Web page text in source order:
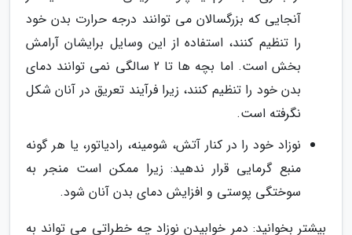
آنجایی که بزرگسالان می توانند درجه حرارت بدن خود
را تنظیم کنند، استفاده از این وسایل برایشان آرامش
بخش است. اما بچه ها تا 2 سالگی نمی توانند دمای
بدن خود را تنظیم کنند، زیرا فرآیند تعریق در آنان شکل
نگرفته است.
نوزاد خود را در کنار آتش، شومینه، رادیاتور، یا هر گونه
منبع گرمایی قرار ندهید: زیرا ممکن است منجر به
سوختگی پوستی و افزایش دمای بدن آنان شود.
بیشتر بخوانید: دمر خوابیدن نوزاد چه خطراتی می تواند به